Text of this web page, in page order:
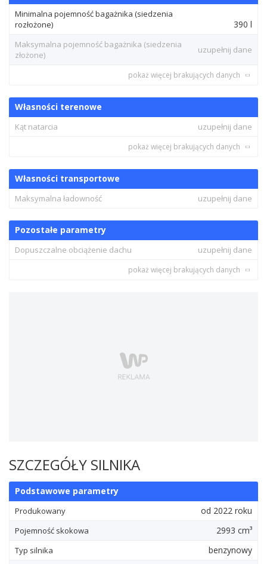
Minimalna pojemność bagażnika (siedzenia
rozłożone)
390 l
Maksymalna pojemność bagażnika (siedzenia
złożone)
uzupełnij dane
pokaż więcej brakujących danych
Własności terenowe
Kąt natarcia uzupełnij dane
pokaż więcej brakujących danych
Własności transportowe
Maksymalna ładowność uzupełnij dane
Pozostałe parametry
Dopuszczalne obciążenie dachu uzupełnij dane
pokaż więcej brakujących danych
SZCZEGÓŁY SILNIKA
Podstawowe parametry
Produkowany od 2022 roku
Pojemność skokowa 2993 cm³
Typ silnika benzynowy